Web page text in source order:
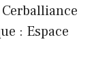
: Espace